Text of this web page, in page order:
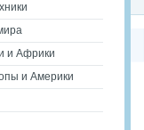
и Африки
и Америки